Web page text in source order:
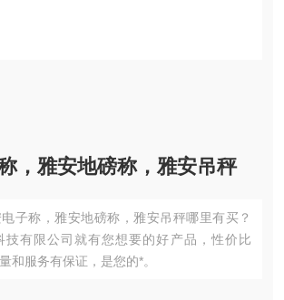
，雅安地磅称，雅安吊秤
子称，雅安地磅称，雅安吊秤哪里有买？
技有限公司就有您想要的好产品，性价比
和服务有保证，是您的*。